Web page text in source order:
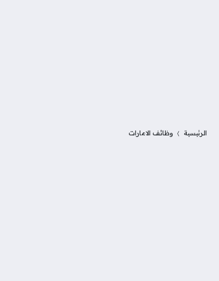
الرئيسية وظائف الامارات